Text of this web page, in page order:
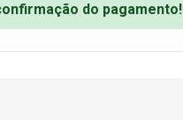
do pagamento!